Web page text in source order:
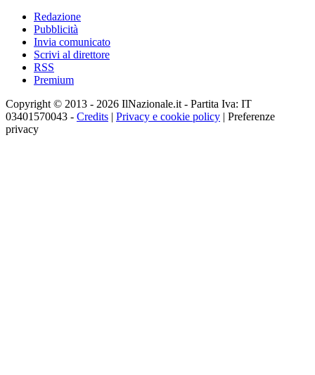
Redazione
Pubblicità
Invia comunicato
Scrivi al direttore
RSS
Premium
Copyright © 2013 - 2026 IlNazionale.it - Partita Iva: IT
03401570043 - Credits | Privacy e cookie policy | Preferenze
privacy